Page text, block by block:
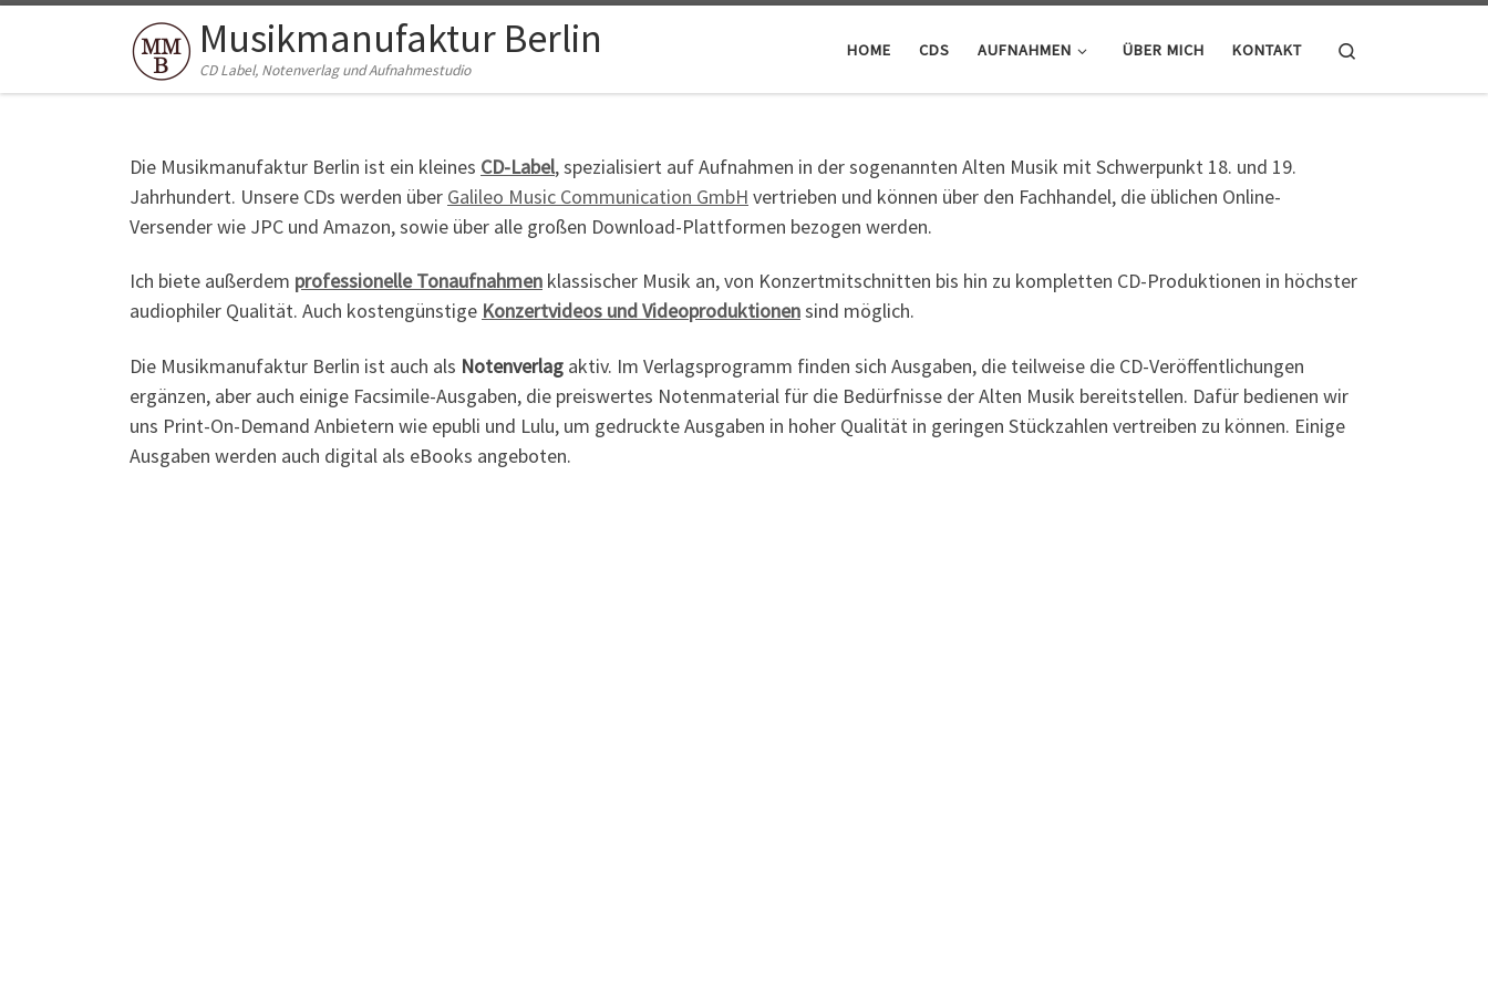
Zum Inhalt springen Musikmanufaktur Berlin
CD Label, Notenverlag und Aufnahmestudio
HOME CDS AUFNAHMEN ÜBER MICH KONTAKT
Die Musikmanufaktur Berlin ist ein kleines CD-Label, spezialisiert auf Aufnahmen in der sogenannten Alten Musik mit Schwerpunkt 18. und 19.
Jahrhundert. Unsere CDs werden über Galileo Music Communication GmbH vertrieben und können über den Fachhandel, die üblichen Online-
Versender wie JPC und Amazon, sowie über alle großen Download-Plattformen bezogen werden.
Ich biete außerdem professionelle Tonaufnahmen klassischer Musik an, von Konzertmitschnitten bis hin zu kompletten CD-Produktionen in höchster
audiophiler Qualität. Auch kostengünstige Konzertvideos und Videoproduktionensind möglich.
Die Musikmanufaktur Berlin ist auch als Notenverlag aktiv. Im Verlagsprogramm finden sich Ausgaben, die teilweise die CD-Veröffentlichungen
ergänzen, aber auch einige Facsimile-Ausgaben, die preiswertes Notenmaterial für die Bedürfnisse der Alten Musik bereitstellen. Dafür bedienen wir
uns Print-On-Demand Anbietern wie epubli und Lulu, um gedruckte Ausgaben in hoher Qualität in geringen Stückzahlen vertreiben zu können. Einige
Ausgaben werden auch digital als eBooks angeboten.